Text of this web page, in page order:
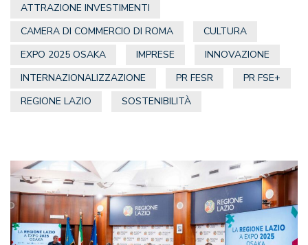
ATTRAZIONE INVESTIMENTI
CAMERA DI COMMERCIO DI ROMA
CULTURA
EXPO 2025 OSAKA
IMPRESE
INNOVAZIONE
INTERNAZIONALIZZAZIONE
PR FESR
PR FSE+
REGIONE LAZIO
SOSTENIBILITÀ